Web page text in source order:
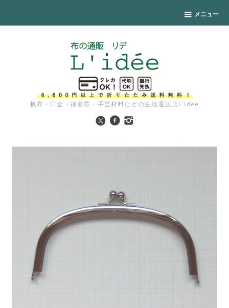
メニュー
帆布・口金・接着芯・手芸材料などの生地通販店L'idee